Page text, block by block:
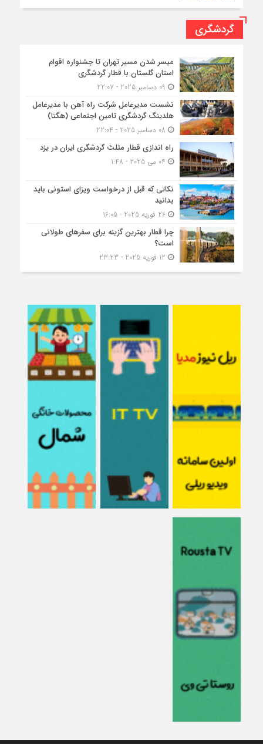
گردشگری
میسر شدن مسیر تهران تا جشنواره اقوام
استان گلستان با قطار گردشگری
نشست مدیرعامل شرکت راه آهن با مدیرعامل
هلدینگ گردشگری تامین اجتماعی (هگتا)
راه اندازی قطار مثلث گردشگری ایران در یزد
نکاتی که قبل از درخواست ویزای استونی باید
بدانید
26 فوریه 2025 - 16:05
چرا قطار بهترین گزینه برای سفرهای طولانی
است؟